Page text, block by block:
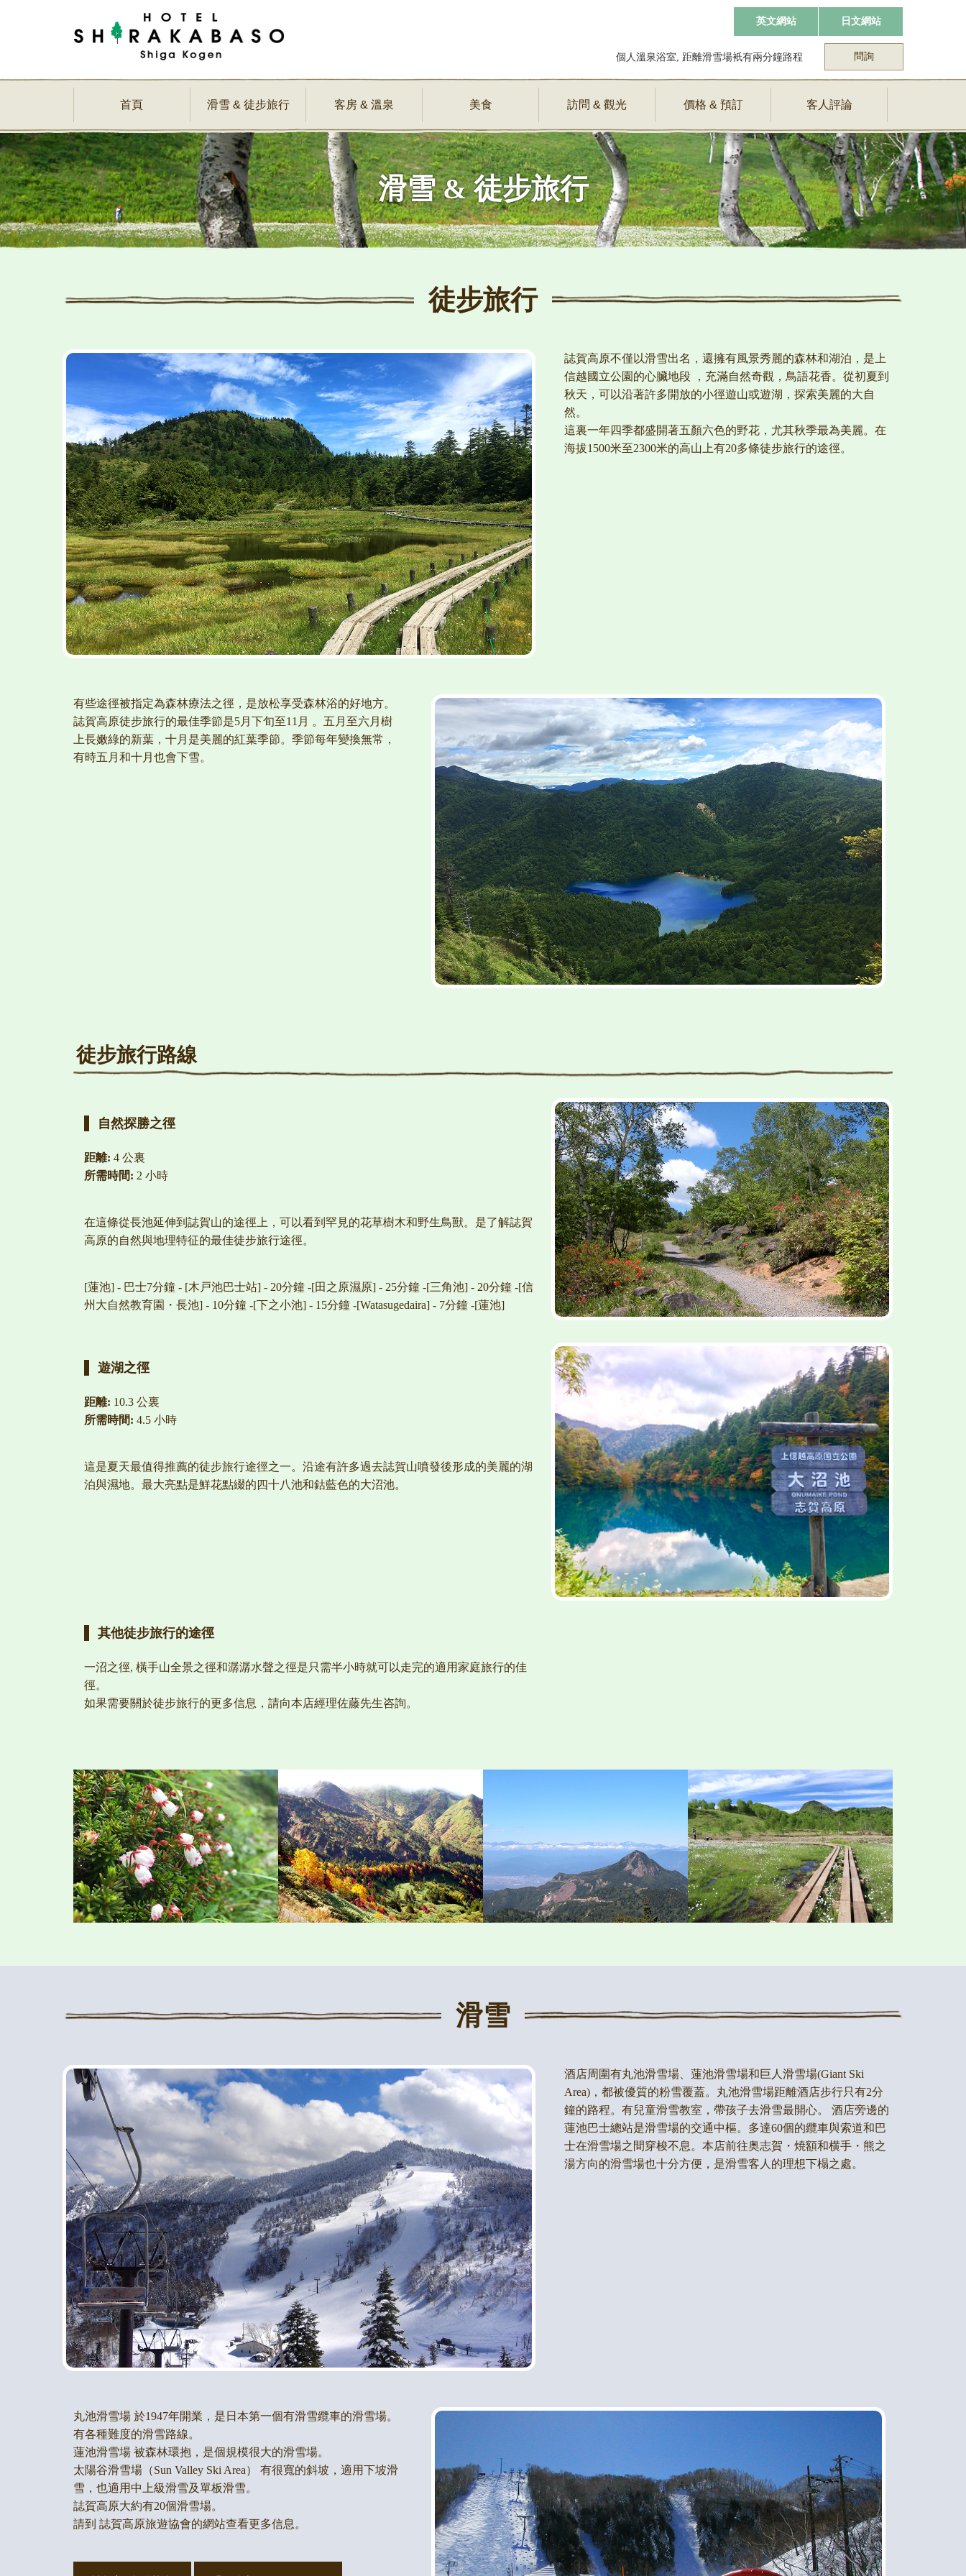
英文網站 日文網站
問詢
個人溫泉浴室, 距離滑雪場衹有兩分鐘路程
首頁 滑雪 & 徒步旅行 客房 & 溫泉 美食 訪問 & 觀光 價格 & 預訂 客人評論
滑雪 & 徒步旅行
徒步旅行
誌賀高原不僅以滑雪出名，還擁有風景秀麗的森林和湖泊，是上
信越國立公園的心臟地段 ，充滿自然奇觀，鳥語花香。從初夏到
秋天，可以沿著許多開放的小徑遊山或遊湖，探索美麗的大自
然。
這裏一年四季都盛開著五顏六色的野花，尤其秋季最為美麗。在
海拔1500米至2300米的高山上有20多條徒步旅行的途徑。
有些途徑被指定為森林療法之徑，是放松享受森林浴的好地方。
誌賀高原徒步旅行的最佳季節是5月下旬至11月 。五月至六月樹
上長嫩綠的新葉，十月是美麗的紅葉季節。季節每年變換無常，
有時五月和十月也會下雪。
徒步旅行路線
自然探勝之徑
距離: 4 公裏
所需時間: 2 小時
在這條從長池延伸到誌賀山的途徑上，可以看到罕見的花草樹木和野生鳥獸。是了解誌賀
高原的自然與地理特征的最佳徒步旅行途徑。
[蓮池] - 巴士7分鐘 - [木戸池巴士站] - 20分鐘 -[田之原濕原] - 25分鐘 -[三角池] - 20分鐘 -[信
州大自然教育園・長池] - 10分鐘 -[下之小池] - 15分鐘 -[Watasugedaira] - 7分鐘 -[蓮池]
遊湖之徑
距離: 10.3 公裏
所需時間: 4.5 小時
這是夏天最值得推薦的徒步旅行途徑之一。沿途有許多過去誌賀山噴發後形成的美麗的湖
泊與濕地。最大亮點是鮮花點綴的四十八池和鈷藍色的大沼池。
其他徒步旅行的途徑
一沼之徑, 橫手山全景之徑和潺潺水聲之徑是只需半小時就可以走完的適用家庭旅行的佳
徑。
如果需要關於徒步旅行的更多信息，請向本店經理佐藤先生咨詢。
滑雪
酒店周圍有丸池滑雪場、蓮池滑雪場和巨人滑雪場(Giant Ski
Area)，都被優質的粉雪覆蓋。丸池滑雪場距離酒店步行只有2分
鐘的路程。有兒童滑雪教室，帶孩子去滑雪最開心。 酒店旁邊的
蓮池巴士總站是滑雪場的交通中樞。多達60個的纜車與索道和巴
士在滑雪場之間穿梭不息。本店前往奥志賀・焼額和横手・熊之
湯方向的滑雪場也十分方便，是滑雪客人的理想下榻之處。
丸池滑雪場 於1947年開業，是日本第一個有滑雪纜車的滑雪場。
有各種難度的滑雪路線。
蓮池滑雪場 被森林環抱，是個規模很大的滑雪場。
太陽谷滑雪場（Sun Valley Ski Area） 有很寬的斜坡，適用下坡滑
雪，也適用中上級滑雪及單板滑雪。
誌賀高原大約有20個滑雪場。
請到 誌賀高原旅遊協會的網站查看更多信息。